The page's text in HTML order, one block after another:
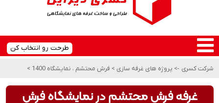
طرحت رو انتخاب کن
شرکت کسری -> پروژه های غرفه سازی > فرش محتشم ، نمایشگاه 1400 >
غرفه فرش محتشم در نمایشگاه فرش